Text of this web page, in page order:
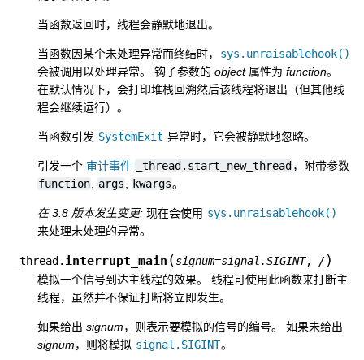
当函数返回时，线程会静默地退出。
当函数因某个未处理异常而终结时，
sys.unraisablehook()
会被调用以处理异常。 钩子参数的 object属性为 function。
在默认情况下，会打印堆栈回溯然后该线程将退出（但其他线
程会继续运行）。
当函数引发 SystemExit 异常时，它会被静默地忽略。
引发一个 审计事件 _thread.start_new_thread，附带参数
function
args kwargs。
在 3.8 版本发生变更: 现在会使用 sys.unraisablehook()
来处理未处理的异常。
_thread. interrupt_main (signum=signal.SIGINT, / )
模拟一个信号到达主线程的效果。 线程可使用此函数来打断主
线程，虽然并不保证打断将立即发生。
如果给出 signum，则表示要模拟的信号的编号。 如果未给出
signum，则将模拟 signal.SIGINT。